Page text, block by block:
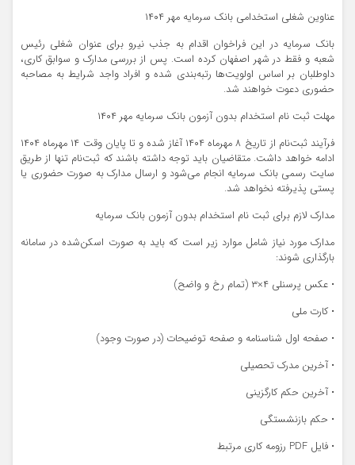
عناوین شغلی استخدامی بانک سرمایه مهر ۱۴۰۴
بانک سرمایه در این فراخوان اقدام به جذب نیرو برای عنوان شغلی رئیس
شعبه و فقط در شهر اصفهان کرده است. پس از بررسی مدارک و سوابق کاری،
داوطلبان بر اساس اولویت‌ها رتبه‌بندی شده و افراد واجد شرایط به مصاحبه
حضوری دعوت خواهند شد.
مهلت ثبت نام استخدام بدون آزمون بانک سرمایه مهر ۱۴۰۴
فرآیند ثبت‌نام از تاریخ ۸ مهرماه ۱۴۰۴ آغاز شده و تا پایان وقت ۱۴ مهرماه ۱۴۰۴
ادامه خواهد داشت. متقاضیان باید توجه داشته باشند که ثبت‌نام تنها از طریق
سایت رسمی بانک سرمایه انجام می‌شود و ارسال مدارک به صورت حضوری یا
پستی پذیرفته نخواهد شد.
مدارک لازم برای ثبت نام استخدام بدون آزمون بانک سرمایه
مدارک مورد نیاز شامل موارد زیر است که باید به صورت اسکن‌شده در سامانه
بارگذاری شوند:
• عکس پرسنلی ۴×۳ (تمام رخ و واضح)
• کارت ملی
• صفحه اول شناسنامه و صفحه توضیحات (در صورت وجود)
• آخرین مدرک تحصیلی
• آخرین حکم کارگزینی
• حکم بازنشستگی
• فایل PDF رزومه کاری مرتبط